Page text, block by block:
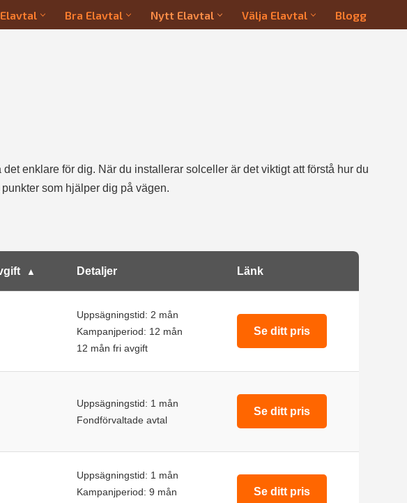
Bra Elavtal Nytt Elavtal Välja Elavtal Blogg
enklare för dig. När du installerar solceller är det viktigt att förstå hur du
som hjälper dig på vägen.
Detaljer Länk
Uppsägningstid: 2 mån
Kampanjperiod: 12 mån
12 mån fri avgift
Se ditt pris
Uppsägningstid: 1 mån
Fondförvaltade avtal
Se ditt pris
Uppsägningstid: 1 mån
Kampanjperiod: 9 mån
Se ditt pris